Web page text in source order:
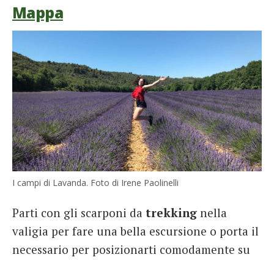
Mappa
I campi di Lavanda. Foto di Irene Paolinelli
Parti con gli scarponi da trekking nella
valigia per fare una bella escursione o porta il
necessario per posizionarti comodamente su